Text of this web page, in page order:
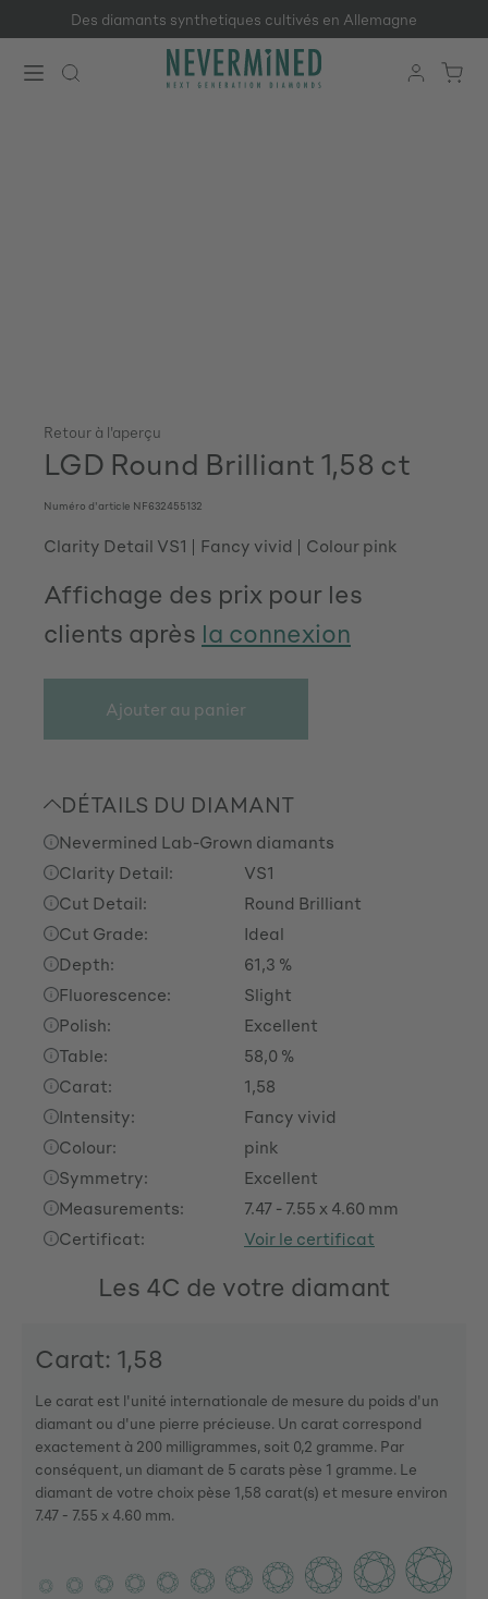
Passer au contenu principal
Des diamants synthetiques cultivés en Allemagne
Retour à l'aperçu
LGD Round Brilliant 1,58 ct
Numéro d'article NF632455132
Clarity Detail VS1 Fancy vivid Colour pink
Affichage des prix pour les
clients après la connexion
Ajouter au panier
DÉTAILS DU DIAMANT
Nevermined Lab-Grown diamants
Clarity Detail:
VS1
Cut Detail:
Round Brilliant
Cut Grade:
Ideal
Depth:
61,3 %
Fluorescence:
Slight
Polish:
Excellent
Table:
58,0 %
Carat:
1,58
Intensity:
Fancy vivid
Colour:
pink
Symmetry:
Excellent
Measurements:
7.47 - 7.55 x 4.60 mm
Certificat:
Voir le certificat
Les 4C de votre diamant
Carat: 1,58
Le carat est l'unité internationale de mesure du poids d'un
diamant ou d'une pierre précieuse. Un carat correspond
exactement à 200 milligrammes, soit 0,2 gramme. Par
conséquent, un diamant de 5 carats pèse 1 gramme. Le
diamant de votre choix pèse 1,58 carat(s) et mesure environ
7.47 - 7.55 x 4.60 mm.